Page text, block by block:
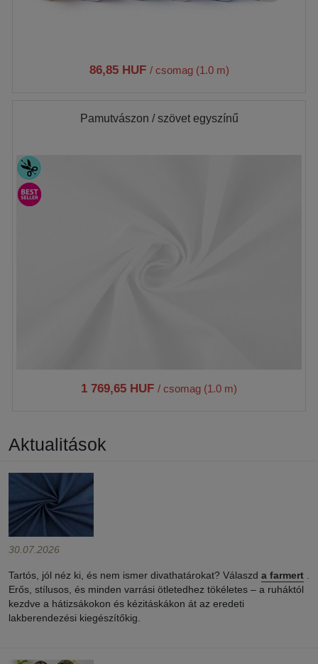
86,85 HUF / csomag (1.0 m)
Pamutvászon / szövet egyszínű
1 769,65 HUF / csomag (1.0 m)
Aktualitások
30.07.2026
Tartós, jól néz ki, és nem ismer divathatárokat? Válaszd a farmert
Erős, stílusos, és minden varrási ötletedhez tökéletes – a ruháktól
kezdve a hátizsákokon és kézitáskákon át az eredeti
lakberendezési kiegészítőkig.